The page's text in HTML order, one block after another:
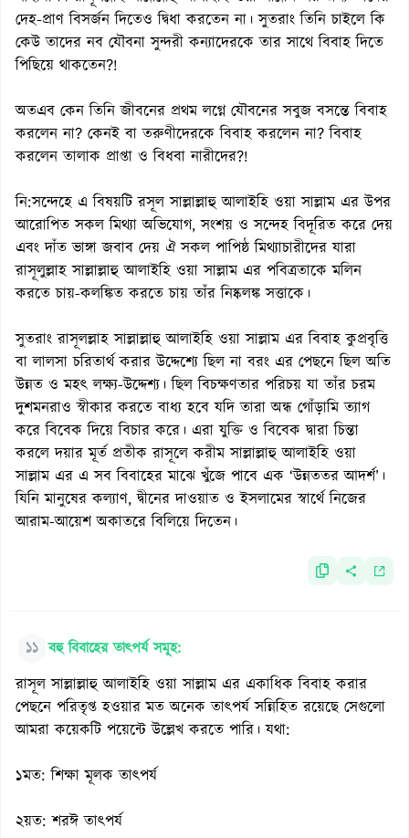
দেহ-প্রাণ বিসর্জন দিতেও দ্বিধা করতেন না। সুতরাং তিনি চাইলে কি
কেউ তাদের নব যৌবনা সুন্দরী কন্যাদেরকে তার সাথে বিবাহ দিতে
পিছিয়ে থাকতেন?!
অতএব কেন তিনি জীবনের প্রথম লগ্নে যৌবনের সবুজ বসন্তে বিবাহ
করলেন না? কেনই বা তরুণীদেরকে বিবাহ করলেন না? বিবাহ
করলেন তালাক প্রাপ্তা ও বিধবা নারীদের?!
নি:সন্দেহে এ বিষয়টি রসূল সাল্লাল্লাহু আলাইহি ওয়া সাল্লাম এর উপর
আরোপিত সকল মিথ্যা অভিযোগ, সংশয় ও সন্দেহ বিদূরিত করে দেয়
এবং দাঁত ভাঙ্গা জবাব দেয় ঐ সকল পাপিষ্ঠ মিথ্যাচারীদের যারা
রাসূলুল্লাহ সাল্লাল্লাহু আলাইহি ওয়া সাল্লাম এর পবিত্রতাকে মলিন
করতে চায়-কলঙ্কিত করতে চায় তাঁর নিষ্কলঙ্ক সত্তাকে।
সুতরাং রাসূলল্লাহ সাল্লাল্লাহু আলাইহি ওয়া সাল্লাম এর বিবাহ কুপ্রবৃত্তি
বা লালসা চরিতার্থ করার উদ্দেশ্যে ছিল না বরং এর পেছনে ছিল অতি
উন্নত ও মহৎ লক্ষ্য-উদ্দেশ্য। ছিল বিচক্ষণতার পরিচয় যা তাঁর চরম
দুশমনরাও স্বীকার করতে বাধ্য হবে যদি তারা অন্ধ গোঁড়ামি ত্যাগ
করে বিবেক দিয়ে বিচার করে। এরা যুক্তি ও বিবেক দ্বারা চিন্তা
করলে দয়ার মূর্ত প্রতীক রাসূলে করীম সাল্লাল্লাহু আলাইহি ওয়া
সাল্লাম এর এ সব বিবাহের মাঝে খুঁজে পাবে এক ‘উন্নততর আদর্শ’।
যিনি মানুষের কল্যাণ, দ্বীনের দাওয়াত ও ইসলামের স্বার্থে নিজের
আরাম-আয়েশ অকাতরে বিলিয়ে দিতেন।
১১ বহু বিবাহের তাৎপর্য সমূহ:
রাসূল সাল্লাল্লাহু আলাইহি ওয়া সাল্লাম এর একাধিক বিবাহ করার
পেছনে পরিতৃপ্ত হওয়ার মত অনেক তাৎপর্য সন্নিহিত রয়েছে সেগুলো
আমরা কয়েকটি পয়েন্টে উল্লেখ করতে পারি। যথা:
১মত: শিক্ষা মূলক তাৎপর্য
২য়ত: শরঈ তাৎপর্য